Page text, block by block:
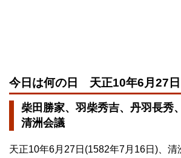
今日は何の日 天正10年6月27日
柴田勝家、羽柴秀吉、丹羽長秀
清洲会議
天正10年6月27日(1582年7月16日)、清